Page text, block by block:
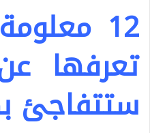
12
تعرفها
ستتفاجئ